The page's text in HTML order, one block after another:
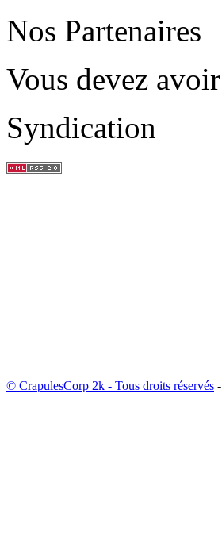
Nos Partenaires
Vous devez avoir
Syndication
© CrapulesCorp 2k - Tous droits réservés -